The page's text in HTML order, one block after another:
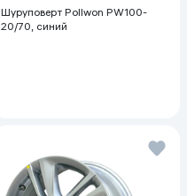
Шуруповерт Pollwon PW100-
20/70, синий